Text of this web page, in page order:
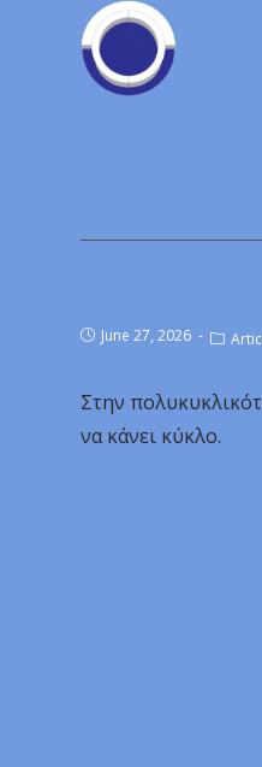
June 27, 2026
Στην
να κάνει κύκλο.